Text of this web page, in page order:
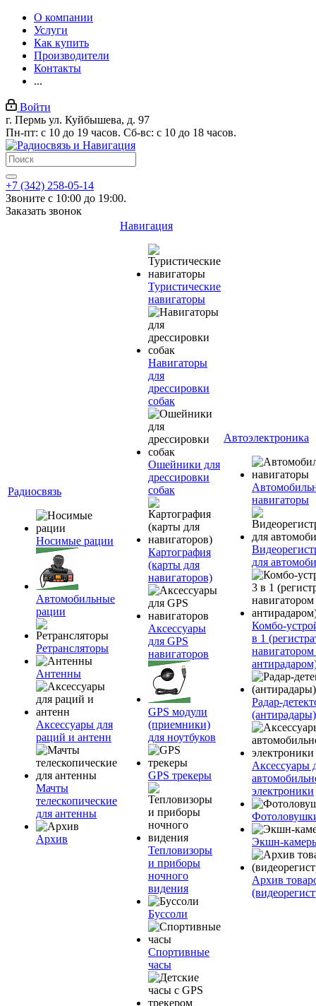
О компании
Услуги
Как купить
Производители
Контакты
...
Войти
г. Пермь ул. Куйбышева, д. 97
Пн-пт: с 10 до 19 часов. Сб-вс: с 10 до 18 часов.
+7 (342) 258-05-14
Звоните с 10:00 до 19:00.
Заказать звонок
Радиосвязь
Носимые рации
Автомобильные
рации
Ретрансляторы
Антенны
Аксессуары для
раций и антенн
Мачты
телескопические
для антенны
Архив
Навигация
Туристические
навигаторы
Навигаторы
для
дрессировки
собак
Ошейники для
дрессировки
собак
Картография
(карты для
навигаторов)
Аксессуары
для GPS
навигаторов
GPS модули
(приемники)
для ноутбуков
GPS трекеры
Тепловизоры
и приборы
ночного
видения
Буссоли
Спортивные
часы
Автоэлектроника
навигаторы
для
Комбо-
в 1
Радар-
(антирадары)
Аксессуары
электроники
Экшн-
Архив